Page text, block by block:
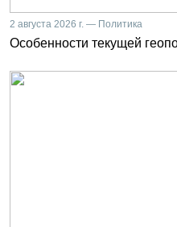
2 августа 2026 г. — Политика
Особенности текущей